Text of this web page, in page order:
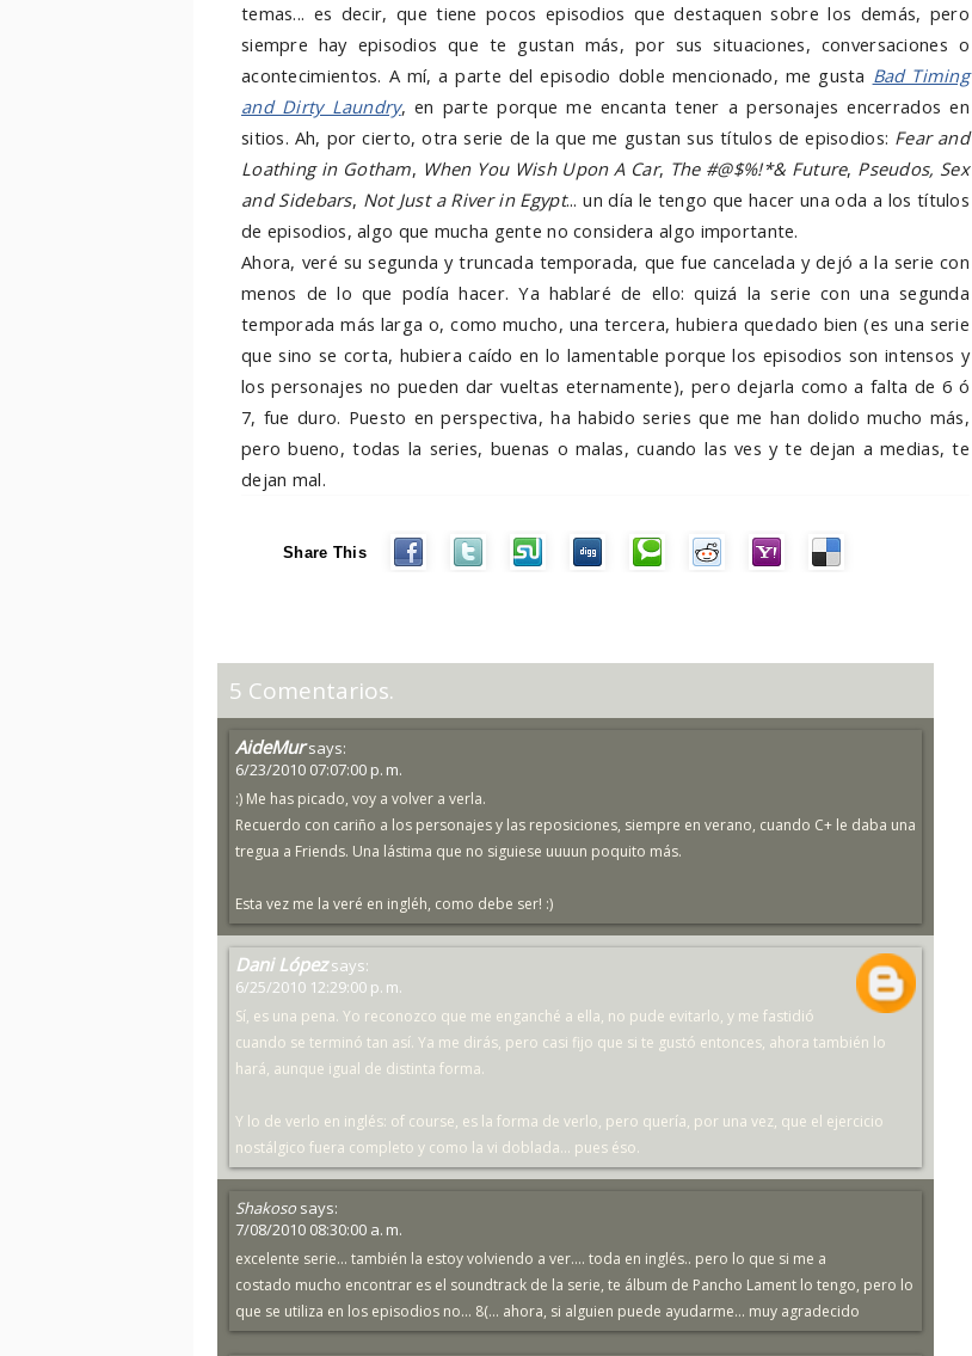
temas... es decir, que tiene pocos episodios que destaquen sobre los demás, pero
siempre hay episodios que te gustan más, por sus situaciones, conversaciones o
acontecimientos. A mí, a parte del episodio doble mencionado, me gusta Bad Timing
and Dirty Laundry, en parte porque me encanta tener a personajes encerrados en
sitios. Ah, por cierto, otra serie de la que me gustan sus títulos de episodios: Fear and
Loathing in Gotham, When You Wish Upon A Car, The #@$%!*& Future, Pseudos, Sex
and Sidebars, Not Just a River in Egypt... un día le tengo que hacer una oda a los títulos
de episodios, algo que mucha gente no considera algo importante.
Ahora, veré su segunda y truncada temporada, que fue cancelada y dejó a la serie con
menos de lo que podía hacer. Ya hablaré de ello: quizá la serie con una segunda
temporada más larga o, como mucho, una tercera, hubiera quedado bien (es una serie
que sino se corta, hubiera caído en lo lamentable porque los episodios son intensos y
los personajes no pueden dar vueltas eternamente), pero dejarla como a falta de 6 ó
7, fue duro. Puesto en perspectiva, ha habido series que me han dolido mucho más,
pero bueno, todas la series, buenas o malas, cuando las ves y te dejan a medias, te
dejan mal.
Share This
5 Comentarios.
AideMur says:
6/23/2010 07:07:00 p. m.
:) Me has picado, voy a volver a verla.
Recuerdo con cariño a los personajes y las reposiciones, siempre en verano, cuando C+ le daba una
tregua a Friends. Una lástima que no siguiese uuuun poquito más.
Esta vez me la veré en ingléh, como debe ser! :)
Dani López says:
6/25/2010 12:29:00 p. m.
Sí, es una pena. Yo reconozco que me enganché a ella, no pude evitarlo, y me fastidió
cuando se terminó tan así. Ya me dirás, pero casi fijo que si te gustó entonces, ahora también lo
hará, aunque igual de distinta forma.
Y lo de verlo en inglés: of course, es la forma de verlo, pero quería, por una vez, que el ejercicio
nostálgico fuera completo y como la vi doblada... pues éso.
Shakoso says:
7/08/2010 08:30:00 a. m.
excelente serie... también la estoy volviendo a ver.... toda en inglés.. pero lo que si me a
costado mucho encontrar es el soundtrack de la serie, te álbum de Pancho Lament lo tengo, pero lo
que se utiliza en los episodios no... 8(... ahora, si alguien puede ayudarme... muy agradecido